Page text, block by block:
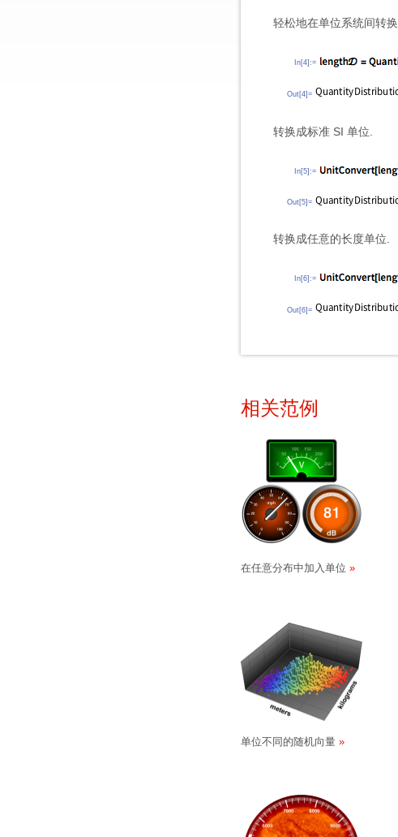
轻松地在单位系统间转换.
In[4]:=
Out[4]=
转换成标准 SI 单位.
In[5]:=
Out[5]=
转换成任意的长度单位.
In[6]:=
Out[6]=
相关范例
在任意分布中加入单位
单位不同的随机向量